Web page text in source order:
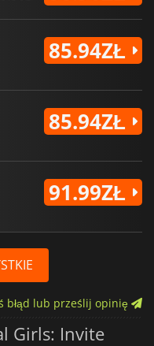
85.94ZŁ
85.94ZŁ
91.99ZŁ
błąd lub prześlij opinię
Girls: Invite